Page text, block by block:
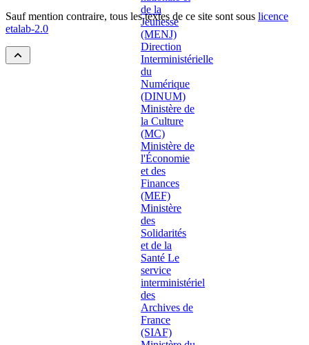
Sauf mention contraire, tous les textes de ce site sont sous licence
etalab-2.0